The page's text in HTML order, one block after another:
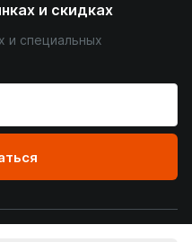
и скидках
и специальных